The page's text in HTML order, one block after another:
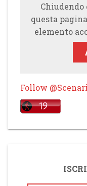
Chiudendo
questa
elemento
Follow